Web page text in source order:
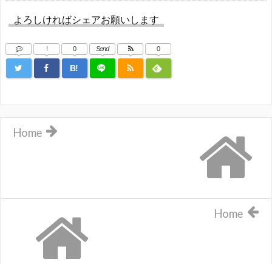
よろしければシェアお願いします
!
B!
0 Send 0
Home
Home